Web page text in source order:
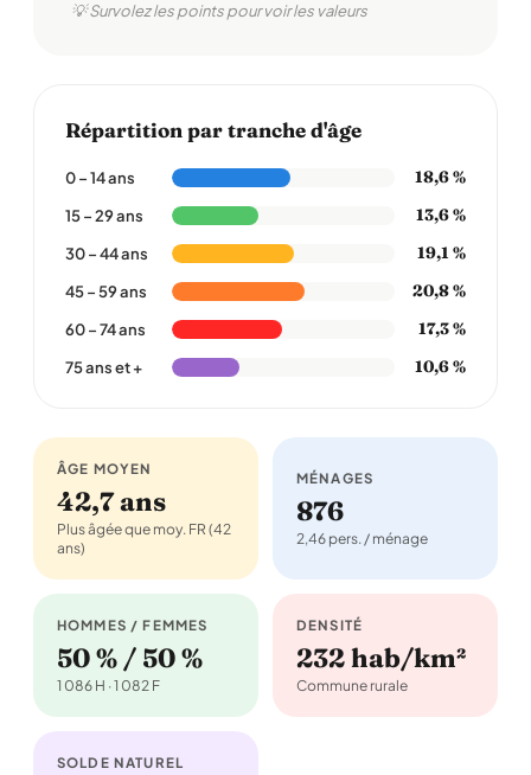
💡 Survolez les points pour voir les valeurs
Répartition par tranche d'âge
0 – 14 ans 18,6 %
15 – 29 ans 13,6 %
30 – 44 ans 19,1 %
45 – 59 ans 20,8 %
60 – 74 ans 17,3 %
75 ans et + 10,6 %
ÂGE MOYEN
42,7 ans
Plus âgée que moy. FR (42
ans)
MÉNAGES
876
2,46 pers. / ménage
HOMMES / FEMMES
50 % / 50 %
1 086 H · 1 082 F
DENSITÉ
232 hab/km²
Commune rurale
SOLDE NATUREL